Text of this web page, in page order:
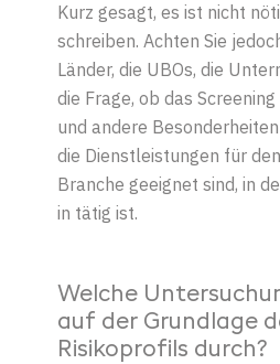
Kurz gesagt, es ist nicht
schreiben. Achten Sie
Länder, die UBOs, die
die Frage, ob das
und andere
die Dienstleistungen für
Branche geeignet sind, in
in tätig ist.
Welche
auf der Grundlage
Risikoprofils durch?